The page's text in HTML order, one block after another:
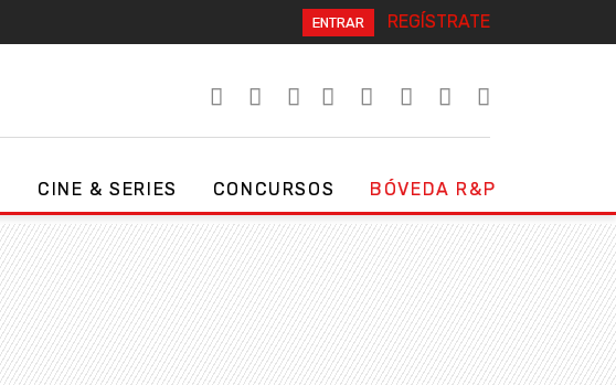
ENTRAR REGÍSTRATE
CINE & SERIES CONCURSOS BÓVEDA R&P